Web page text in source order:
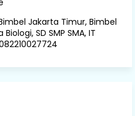
Jakarta Timur, Bimbel
SD SMP SMA, IT